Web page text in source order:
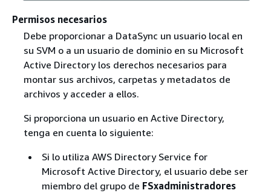
Permisos necesarios
Debe proporcionar a DataSync un usuario local en
su SVM o a un usuario de dominio en su Microsoft
Active Directory los derechos necesarios para
montar sus archivos, carpetas y metadatos de
archivos y acceder a ellos.
Si proporciona un usuario en Active Directory,
tenga en cuenta lo siguiente:
Si lo utiliza AWS Directory Service for
Microsoft Active Directory, el usuario debe ser
miembro del grupo de FSxadministradores